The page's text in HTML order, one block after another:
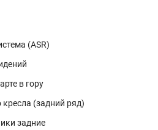
(ASR)
в гору
кресла (задний ряд)
задние